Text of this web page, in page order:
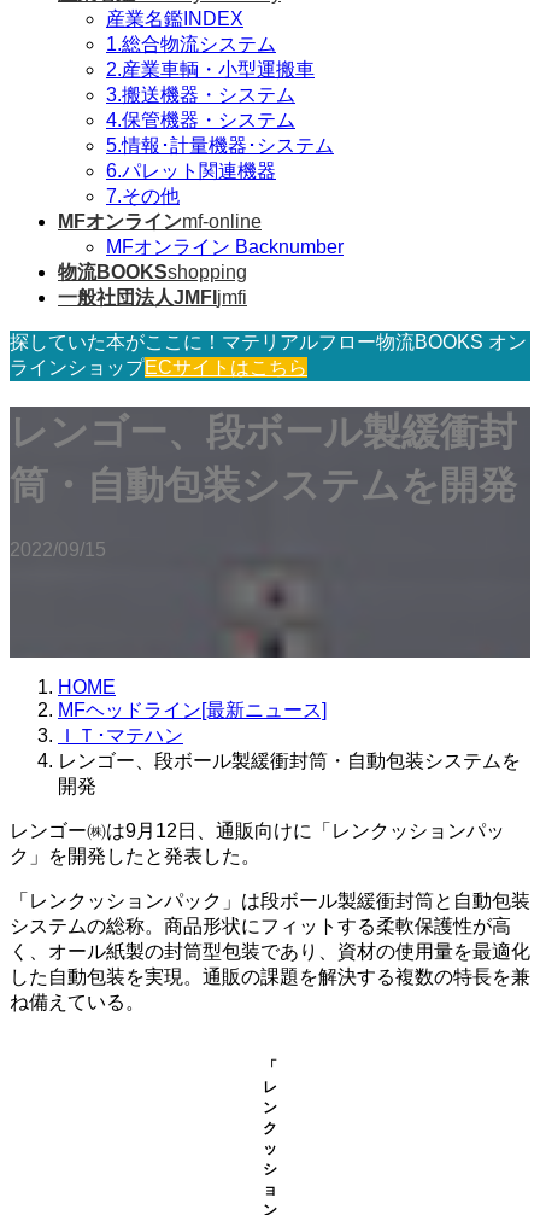
産業名鑑INDEX
1.総合物流システム
2.産業車輌・小型運搬車
3.搬送機器・システム
4.保管機器・システム
5.情報･計量機器･システム
6.パレット関連機器
7.その他
MFオンラインmf-online
MFオンライン Backnumber
物流BOOKSshopping
一般社団法人JMFI jmfi
探していた本がここに！マテリアルフロー物流BOOKS オン
ラインショップECサイトはこちら
レンゴー、段ボール製緩衝封
筒・自動包装システムを開発
2022/09/15
HOME
MFヘッドライン[最新ニュース]
ＩＴ･マテハン
レンゴー、段ボール製緩衝封筒・自動包装システムを
開発
レンゴー㈱は9月12日、通販向けに「レンクッションパッ
ク」を開発したと発表した。
「レンクッションパック」は段ボール製緩衝封筒と自動包装
システムの総称。商品形状にフィットする柔軟保護性が高
く、オール紙製の封筒型包装であり、資材の使用量を最適化
した自動包装を実現。通販の課題を解決する複数の特長を兼
ね備えている。
「
レ
ン
ク
ッ
シ
ョ
ン